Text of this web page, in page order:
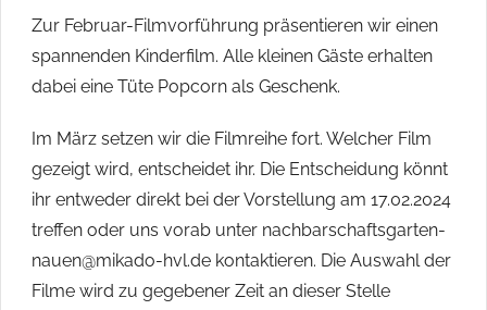
Zur Februar-Filmvorführung präsentieren wir einen
spannenden Kinderfilm. Alle kleinen Gäste erhalten
dabei eine Tüte Popcorn als Geschenk.
Im März setzen wir die Filmreihe fort. Welcher Film
gezeigt wird, entscheidet ihr. Die Entscheidung könnt
ihr entweder direkt bei der Vorstellung am 17.02.2024
treffen oder uns vorab unter nachbarschaftsgarten-
nauen@mikado-hvl.de kontaktieren. Die Auswahl der
Filme wird zu gegebener Zeit an dieser Stelle